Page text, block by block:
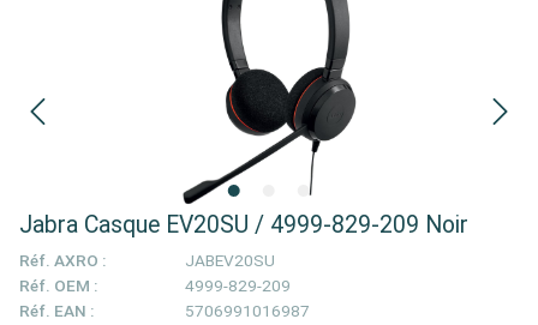
Jabra Casque EV20SU / 4999-829-209 Noir
Réf. AXRO :
JABEV20SU
Réf. OEM :
4999-829-209
Réf. EAN :
5706991016987